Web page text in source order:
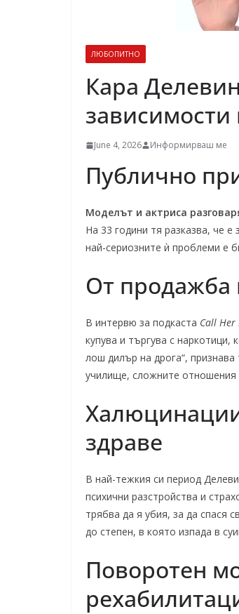
ЛЮБОПИТНО
Кара
June 4, 2026 Информирваш ме
Публично
Моделът и актриса
На 33 години тя разказва, че
най-сериозните ѝ проблеми е
От продажба
В интервю за подкаста Call Her
купува и търгува с наркотици,
лош дилър на дрога“,
училище, сложните отношения
здраве
В най-тежкия си период
психични разстройства и
трябва да я убия, за да спася
до степен, в която изпада в
Поворотен